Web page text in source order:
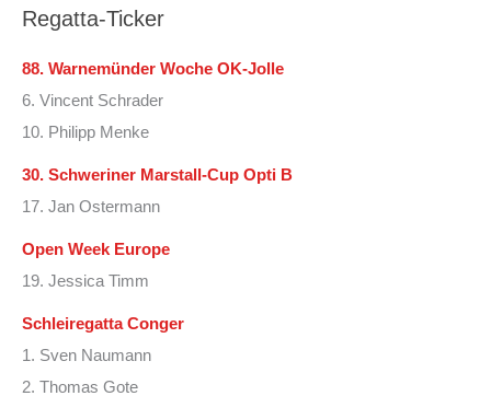
Regatta-Ticker
88. Warnemünder Woche OK-Jolle
6. Vincent Schrader
10. Philipp Menke
30. Schweriner Marstall-Cup Opti B
17. Jan Ostermann
Open Week Europe
19. Jessica Timm
Schleiregatta Conger
1. Sven Naumann
2. Thomas Gote